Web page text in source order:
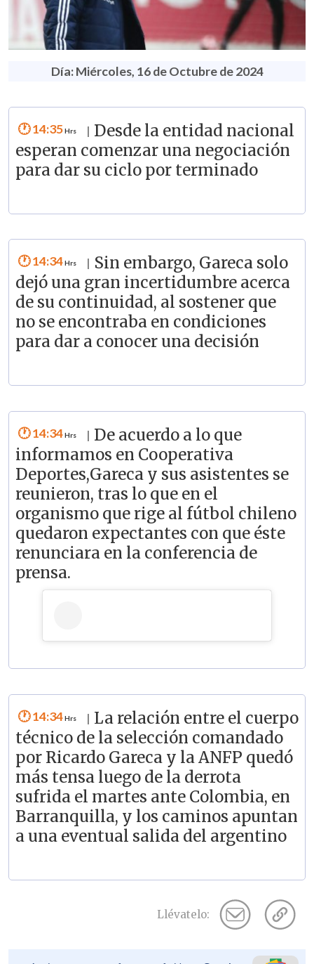
Día: Miércoles, 16 de Octubre de 2024
14:35
Desde la entidad nacional
esperan comenzar una negociación
para dar su ciclo por terminado
14:34
Sin embargo, Gareca solo
dejó una gran incertidumbre acerca
de su continuidad, al sostener que
no se encontraba en condiciones
para dar a conocer una decisión
14:34
De acuerdo a lo que
informamos en Cooperativa
Deportes,Gareca y sus asistentes se
reunieron, tras lo que en el
organismo que rige al fútbol chileno
quedaron expectantes con que éste
renunciara en la conferencia de
prensa.
14:34
La relación entre el cuerpo
técnico de la selección comandado
por Ricardo Gareca y la ANFP quedó
más tensa luego de la derrota
sufrida el martes ante Colombia, en
Barranquilla, y los caminos apuntan
a una eventual salida del argentino
Llévatelo: